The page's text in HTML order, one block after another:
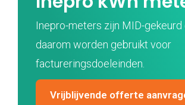
Inepro-meters zijn MID-gekeurd
daarom worden gebruikt voor
factureringsdoeleinden.
Vrijblijvende offerte